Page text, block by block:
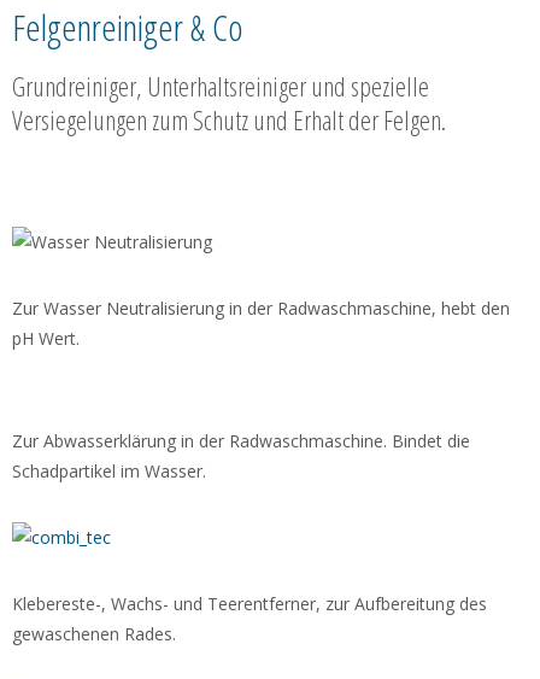
Felgenreiniger & Co
Grundreiniger, Unterhaltsreiniger und spezielle
Versiegelungen zum Schutz und Erhalt der Felgen.
Zur Wasser Neutralisierung in der Radwaschmaschine, hebt den
pH Wert.
Zur Abwasserklärung in der Radwaschmaschine. Bindet die
Schadpartikel im Wasser.
Klebereste-, Wachs- und Teerentferner, zur Aufbereitung des
gewaschenen Rades.